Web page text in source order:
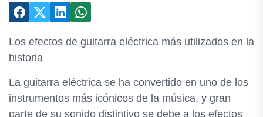
Los efectos de guitarra eléctrica más utilizados en la
historia
La guitarra eléctrica se ha convertido en uno de los
instrumentos más icónicos de la música, y gran
parte de su sonido distintivo se debe a los efectos